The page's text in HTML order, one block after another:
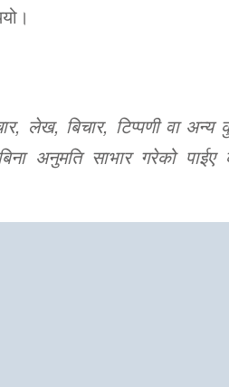
लेख, बिचार, टिप्पणी वा अन्य
अनुमति साभार गरेको पाईए